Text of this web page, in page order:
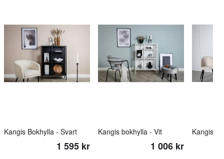
Kangis Bokhylla - Svart
1 595 kr
Kangis bokhylla - Vit
1 006 kr
Kangis